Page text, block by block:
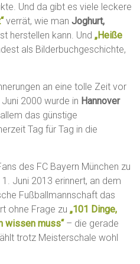
Und da gibt es viele leckere
verrät, wie manJoghurt,
herstellen kann. Und„Heiße
als Bilderbuchgeschichte,
an eine tolle Zeit vor
2000 wurde in Hannover
das günstige
Tag für Tag in die
des FC Bayern München zu
Juni 2013 erinnert, an dem
Fußballmannschaft das
ohne Frage zu„101 Dinge,
wissen muss“– die gerade
trotz Meisterschale wohl